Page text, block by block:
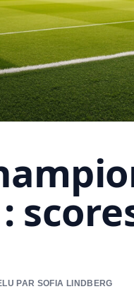
PAR SOFIA LINDBERG